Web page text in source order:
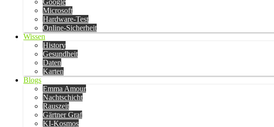
Google
Microsoft
Hardware-Test
Online-Sicherheit
Wissen
History
Gesundheit
Daten
Karten
Blogs
Emma Amour
Nachtschicht
Rauszeit
Gärtner Graf
KI-Kosmos